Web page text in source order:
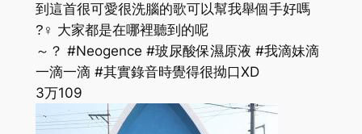
到這首很可愛很洗腦的歌可以幫我舉個手好嗎
?‍♀ 大家都是在哪裡聽到的呢
～？ #Neogence #玻尿酸保濕原液 #我滴妹滴
一滴一滴 #其實錄音時覺得很拗口XD
3万109